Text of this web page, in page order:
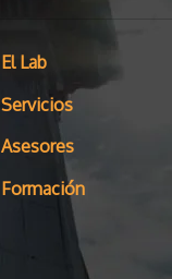
El Lab
Servicios
Asesores
Formación